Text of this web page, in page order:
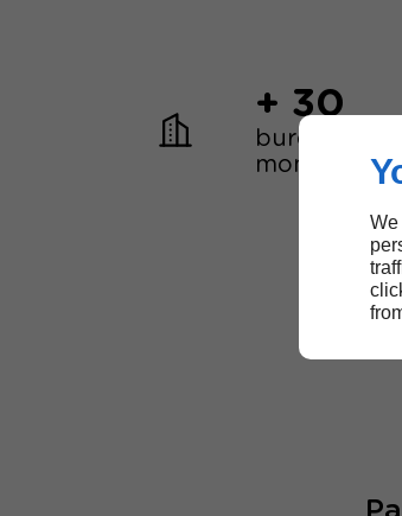
We
+ 30
bureaux
monde